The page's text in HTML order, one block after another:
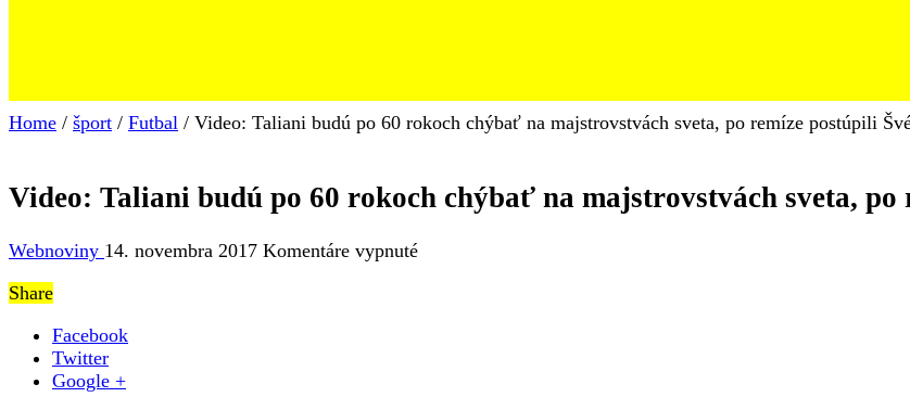
Home / šport / Futbal / Video: Taliani budú po 60 rokoch chýbať na majstrovstvách sveta, po remíze postúpili
Video: Taliani budú po 60 rokoch chýbať na majstrovstvách sveta, po
Webnoviny 14. novembra 2017 Komentáre vypnuténa
Share
Facebook
Twitter
Google +